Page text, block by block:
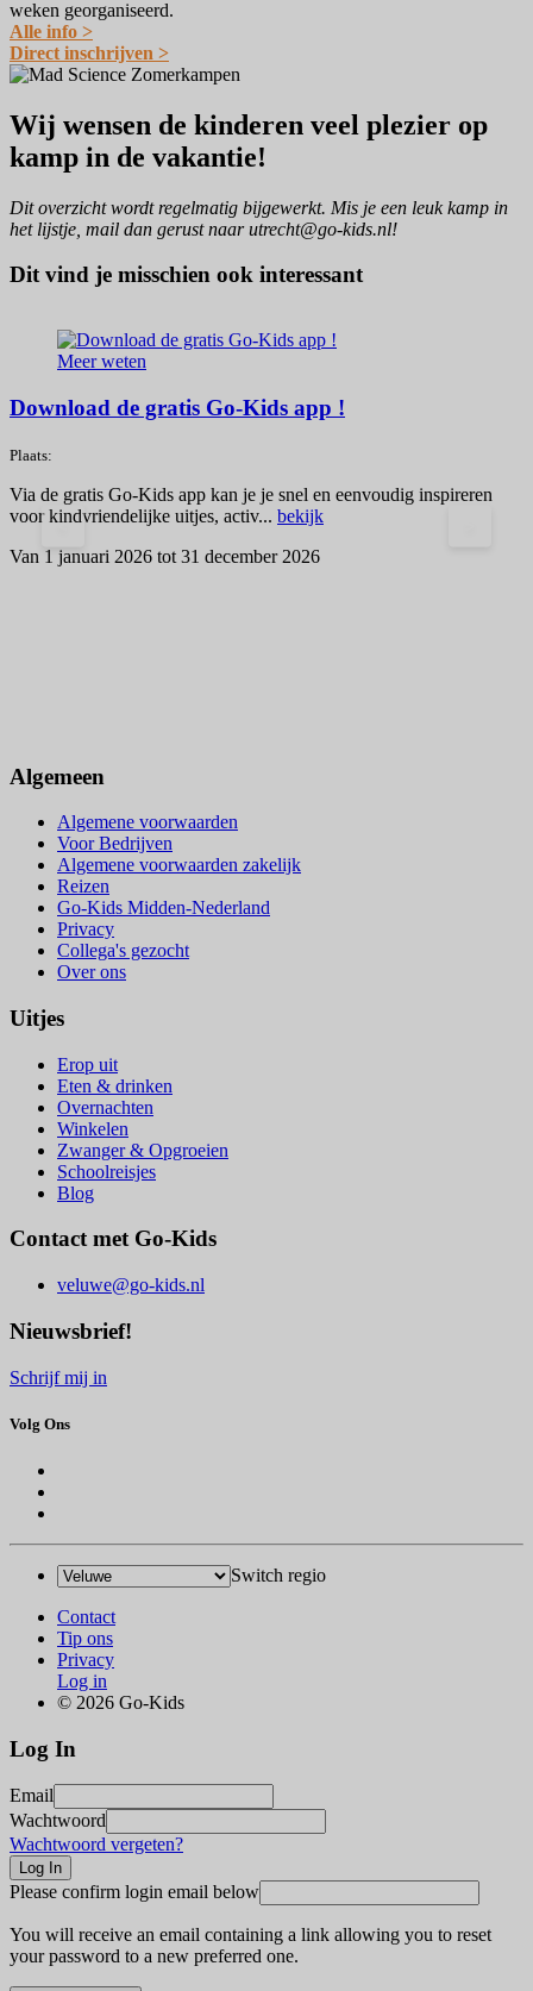
weken georganiseerd.
Alle info >
​Direct inschrijven >
Wij wensen de kinderen veel plezier op
kamp in de vakantie!
Dit overzicht wordt regelmatig bijgewerkt. Mis je een leuk kamp in
het lijstje, mail dan gerust naar utrecht@go-kids.nl!
Dit vind je misschien ook interessant
Meer weten
Download de gratis Go-Kids app !
Plaats:
Via de gratis Go-Kids app kan je je snel en eenvoudig inspireren
voor kindvriendelijke uitjes, activ... bekijk
Van 1 januari 2026 tot 31 december 2026
<
Algemeen
Algemene voorwaarden
Voor Bedrijven
Algemene voorwaarden zakelijk
Reizen
Go-Kids Midden-Nederland
Privacy
Collega's gezocht
Over ons
Uitjes
Erop uit
Eten & drinken
Overnachten
Winkelen
Zwanger & Opgroeien
Schoolreisjes
Blog
Contact met Go-Kids
veluwe@go-kids.nl
Nieuwsbrief!
Schrijf mij in
Volg Ons
Switch regio
Contact
Tip ons
Privacy
Log in
© 2026 Go-Kids
Log In
Email
Wachtwoord
Wachtwoord vergeten?
Please confirm login email below
You will receive an email containing a link allowing you to reset
your password to a new preferred one.